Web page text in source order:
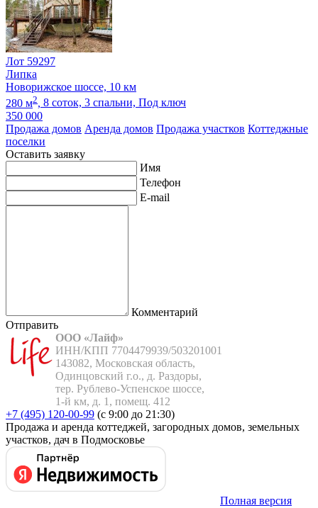
Лот 59297
Липка
Новорижское шоссе, 10 км
280 м2, 8 соток, 3 спальни, Под ключ
350 000
Продажа домов Аренда домов Продажа участков Коттеджные
поселки
Оставить заявку
Имя
Телефон
E-mail
Комментарий
Отправить
ООО «Лайф»
ИНН/КПП 7704479939/503201001
143082, Московская область,
Одинцовский г.о., д. Раздоры,
тер. Рублево-Успенское шоссе,
1-й км, д. 1, помещ. 412
+7 (495) 120-00-99 (с 9:00 до 21:30)
Продажа и аренда коттеджей, загородных домов, земельных
участков, дач в Подмосковье
Полная версия